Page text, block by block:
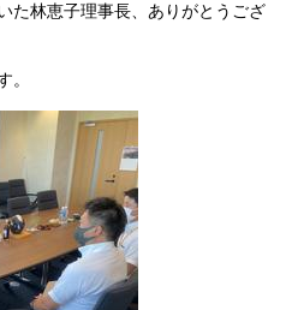
た林恵子理事長、ありがとうござ
。